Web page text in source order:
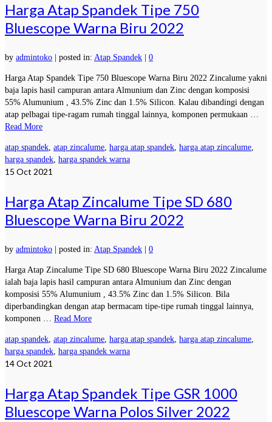
Harga Atap Spandek Tipe 750
Bluescope Warna Biru 2022
by admintoko posted in: Atap Spandek 0
Harga Atap Spandek Tipe 750 Bluescope Warna Biru 2022 Zincalume yakni
baja lapis hasil campuran antara Almunium dan Zinc dengan komposisi
55% Alumunium , 43.5% Zinc dan 1.5% Silicon. Kalau dibandingi dengan
atap pelbagai tipe-ragam rumah tinggal lainnya, komponen permukaan …
Read More
atap spandek, atap zincalume, harga atap spandek, harga atap zincalume,
harga spandek, harga spandek warna
15 Oct 2021
Harga Atap Zincalume Tipe SD 680
Bluescope Warna Biru 2022
by admintoko posted in: Atap Spandek 0
Harga Atap Zincalume Tipe SD 680 Bluescope Warna Biru 2022 Zincalume
ialah baja lapis hasil campuran antara Almunium dan Zinc dengan
komposisi 55% Alumunium , 43.5% Zinc dan 1.5% Silicon. Bila
diperbandingkan dengan atap bermacam tipe-tipe rumah tinggal lainnya,
komponen … Read More
atap spandek, atap zincalume, harga atap spandek, harga atap zincalume,
harga spandek, harga spandek warna
14Oct 2021
Harga Atap Spandek Tipe GSR 1000
Bluescope Warna Polos Silver 2022